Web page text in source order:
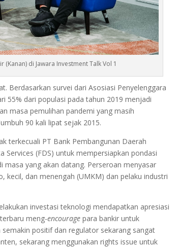
di Jawara Investment Talk Vol 1
Berdasarkan survei dari Asosiasi Penyelenggara
55% dari populasi pada tahun 2019 menjadi
masa pemulihan pandemi yang masih
90 kali lipat sejak 2015.
terkecuali PT Bank Pembangunan Daerah
Services (FDS) untuk mempersiapkan pondasi
yang akan datang. Perseroan menyasar
kecil, dan menengah (UMKM) dan pelaku industri
investasi teknologi mendapatkan apresiasi
meng-encourage para bankir untuk
positif dan regulator sekarang sangat
sekarang menggunakan rights issue untuk